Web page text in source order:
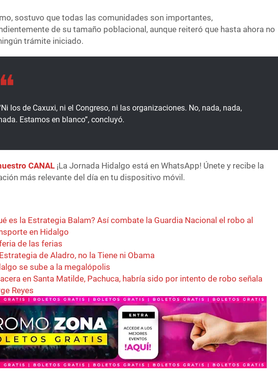
sostuvo que todas las comunidades son importantes,
de su tamaño poblacional, aunque reiteró que hasta ahora no
trámite iniciado.
los de Caxuxi, ni el Congreso, ni las organizaciones. No, nada, nada,
Estamos en blanco”, concluyó.
CANAL ¡La Jornada Hidalgo está en WhatsApp! Únete y recibe la
más relevante del día en tu dispositivo móvil.
es la Estrategia Balam? Así combate la Guardia Nacional el robo al
en Hidalgo
de las ferias
de Aladro, no la Tiene ni Obama
se sube a la megalópolis
en Santa Matilde, Pachuca, habría sido por intento de robo señala
Reyes